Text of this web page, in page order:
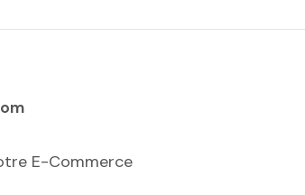
E-Commerce